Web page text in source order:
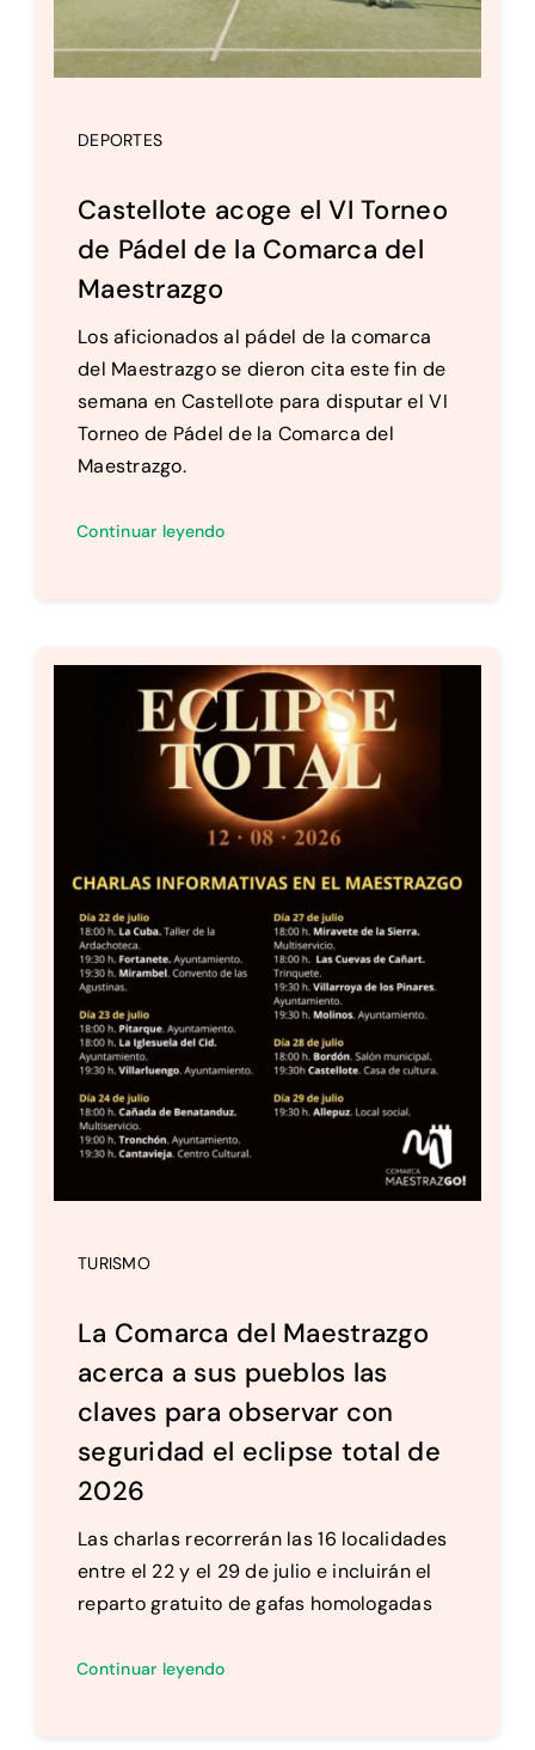
DEPORTES
Castellote acoge el VI Torneo
de Pádel de la Comarca del
Maestrazgo
Los aficionados al pádel de la comarca
del Maestrazgo se dieron cita este fin de
semana en Castellote para disputar el VI
Torneo de Pádel de la Comarca del
Maestrazgo.
Continuar leyendo
TURISMO
La Comarca del Maestrazgo
acerca a sus pueblos las
claves para observar con
seguridad el eclipse total de
2026
Las charlas recorrerán las 16 localidades
entre el 22 y el 29 de julio e incluirán el
reparto gratuito de gafas homologadas
Continuar leyendo